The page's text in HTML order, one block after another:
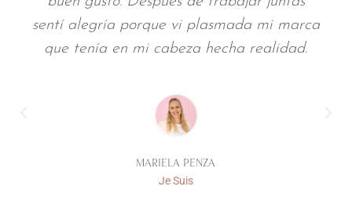
alegría porque vi plasmada mi marca
tenía en mi cabeza hecha realidad.
MARIELA PENZA